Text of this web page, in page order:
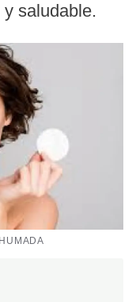
saludable.